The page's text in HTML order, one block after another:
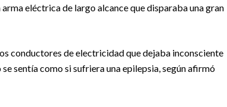
eléctrica de largo alcance que disparaba una gran
conductores de electricidad que dejaba inconsciente
sentía como si sufriera una epilepsia, según afirmó